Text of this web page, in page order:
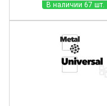
В наличии 67 шт.